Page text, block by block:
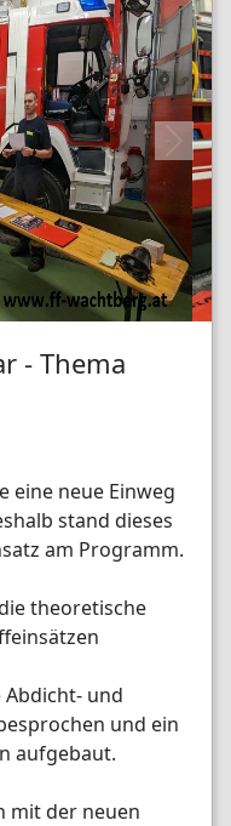
Next
- Thema
eine neue Einweg
stand dieses
am Programm.
theoretische
und
und ein
aufgebaut.
mit der neuen